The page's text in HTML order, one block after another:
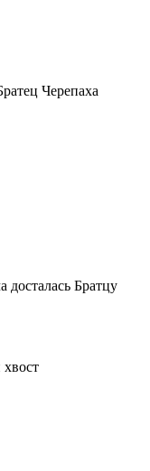
Черепаха
досталась Братцу